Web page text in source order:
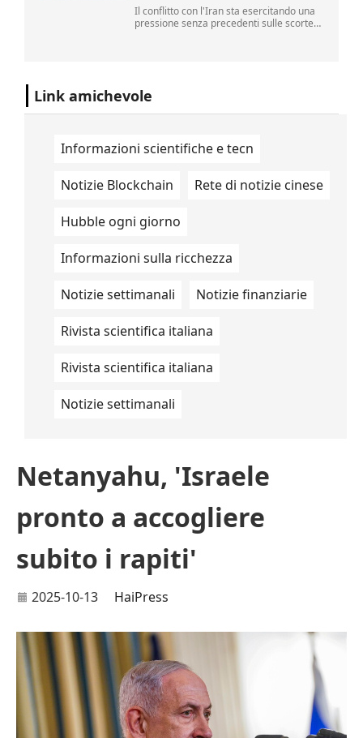
Il conflitto con l'Iran sta esercitando una
pressione senza precedenti sulle scorte
Link amichevole
Informazioni scientifiche e tecn
Notizie Blockchain Rete di notizie cinese
Hubble ogni giorno
Informazioni sulla ricchezza
Notizie settimanali Notizie finanziarie
Rivista scientifica italiana
Rivista scientifica italiana
Notizie settimanali
Netanyahu, 'Israele
pronto a accogliere
subito i rapiti'
2025-10-13 HaiPress